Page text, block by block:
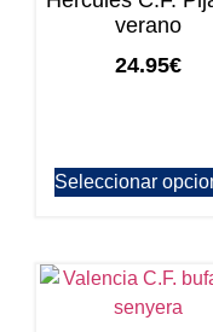
verano
24.95€
Seleccionar